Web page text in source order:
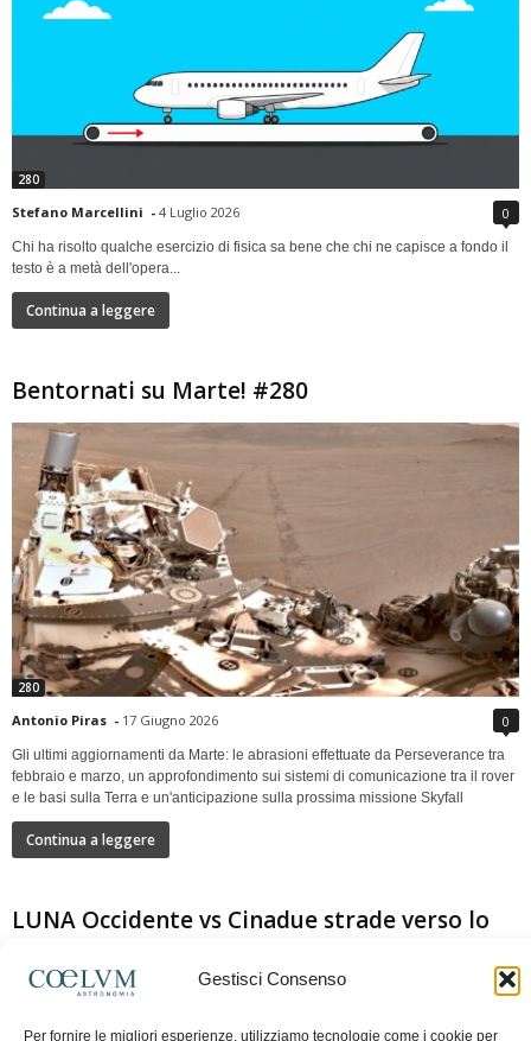
Gestisci Consenso
Per fornire le migliori esperienze, utilizziamo tecnologie come i cookie per
280
Stefano Marcellini - 4 Luglio 2026 0
Chi ha risolto qualche esercizio di fisica sa bene che chi ne capisce a fondo il
testo è a metà dell'opera...
Continua a leggere
Bentornati su Marte! #280
280
Antonio Piras - 17 Giugno 2026 0
Gli ultimi aggiornamenti da Marte: le abrasioni effettuate da Perseverance tra
febbraio e marzo, un approfondimento sui sistemi di comunicazione tra il rover
e le basi sulla Terra e un'anticipazione sulla prossima missione Skyfall
Continua a leggere
LUNA Occidente vs Cinadue strade verso lo